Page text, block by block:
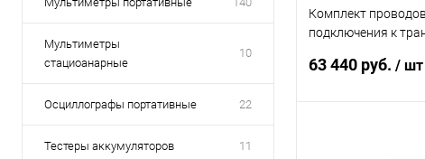
Мультиметры
стациоанарные
10
Осциллографы портативные 22
Тестеры аккумуляторов 11
Комплект
подключения к
63 440 руб. / шт